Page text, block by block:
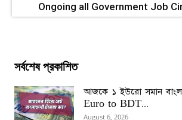
Ongoing all Government Job
সর্বশেষ প্রকাশিত
আজকে ১ ইউরো সমান
Euro to BDT...
August 6, 2026